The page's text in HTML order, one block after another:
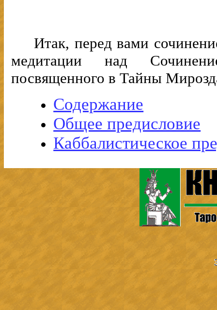
Итак, перед вами
медитации над
посвященного в Тайны
Содержание
Общее предисловие
Каббалистическое